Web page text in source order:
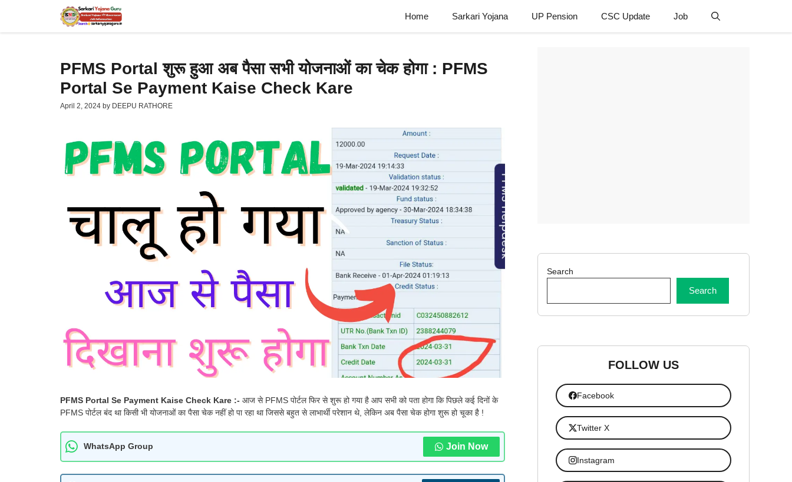
Home Sarkari Yojana UP Pension CSC Update Job
PFMS Portal शुरू हुआ अब पैसा सभी योजनाओं का चेक होगा : PFMS
Portal Se Payment Kaise Check Kare
April 2, 2024 by DEEPU RATHORE
PFMS Portal Se Payment Kaise Check Kare :- आज से PFMS पोर्टल फिर से शुरू हो गया है आप सभी को पता होगा कि पिछले कई दिनों के
PFMS पोर्टल बंद था किसी भी योजनाओं का पैसा चेक नहीं हो पा रहा था जिससे बहुत से लाभार्थी परेशान थे, लेकिन अब पैसा चेक होगा शुरू हो चूका है !
WhatsApp Group Join Now
Search
Search
FOLLOW US
Facebook
Twitter X
Instagram